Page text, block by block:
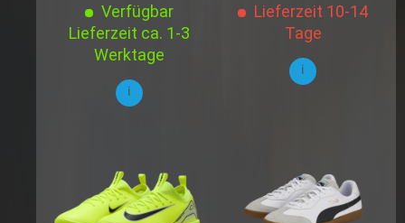
Verfügbar
Lieferzeit ca. 1-3
Werktage
i
Lieferzeit 10-14
Tage
i